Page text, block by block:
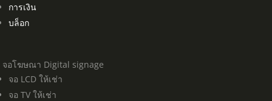
การเงิน
บล็อก
จอโฆษณา Digital signage
จอ LCD ให้เช่า
จอ TV ให้เช่า